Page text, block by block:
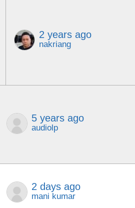
2 years ago
nakriang
5 years ago
audiolp
2 days ago
mani kumar